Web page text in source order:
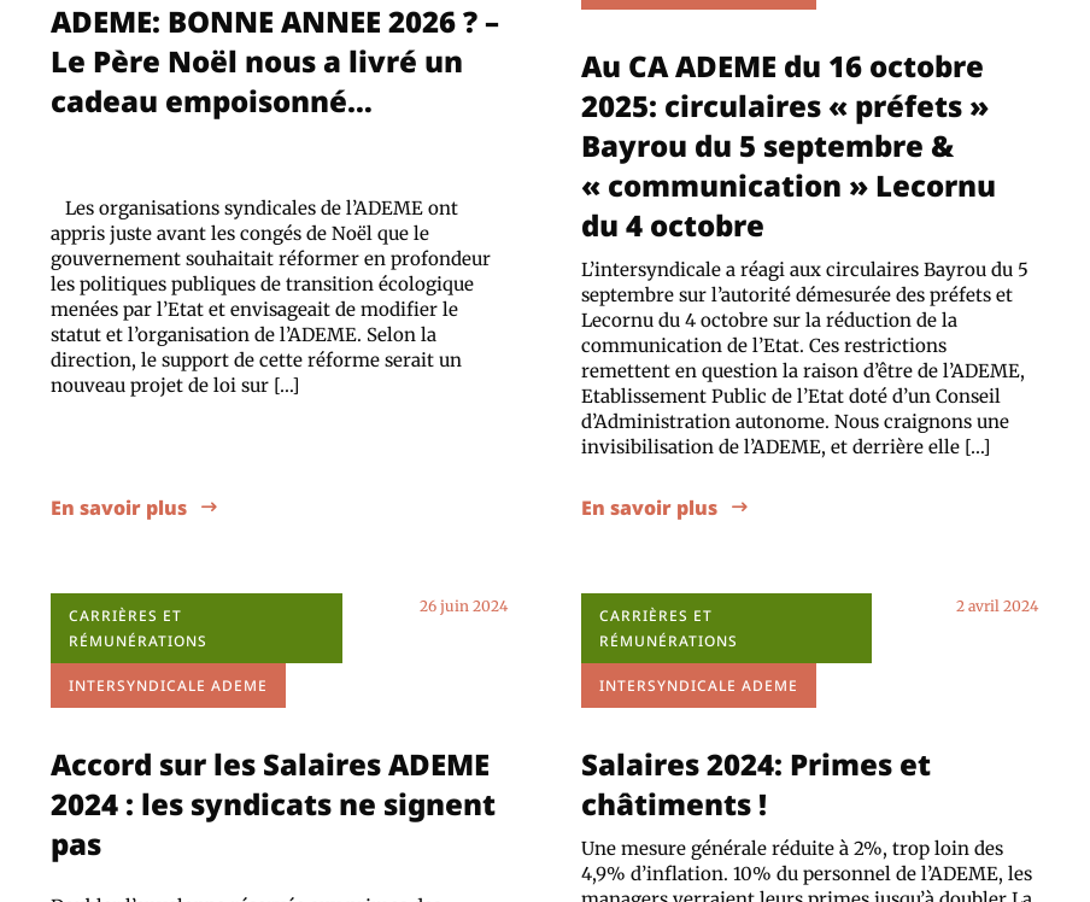
ADEME: BONNE ANNEE 2026 ? –
Le Père Noël nous a livré un
cadeau empoisonné…
Les organisations syndicales de l’ADEME ont
appris juste avant les congés de Noël que le
gouvernement souhaitait réformer en profondeur
les politiques publiques de transition écologique
menées par l’Etat et envisageait de modifier le
statut et l’organisation de l’ADEME. Selon la
direction, le support de cette réforme serait un
nouveau projet de loi sur […]
En savoir plus
Au CA ADEME du 16 octobre
2025: circulaires « préfets »
Bayrou du 5 septembre &
« communication » Lecornu
du 4 octobre
L’intersyndicale a réagi aux circulaires Bayrou du 5
septembre sur l’autorité démesurée des préfets et
Lecornu du 4 octobre sur la réduction de la
communication de l’Etat. Ces restrictions
remettent en question la raison d’être de l’ADEME,
Etablissement Public de l’Etat doté d’un Conseil
d’Administration autonome. Nous craignons une
invisibilisation de l’ADEME, et derrière elle […]
En savoir plus
CARRIÈRES ET
RÉMUNÉRATIONS
INTERSYNDICALE ADEME
26 juin 2024
Accord sur les Salaires ADEME
2024 : les syndicats ne signent
pas
CARRIÈRES ET
RÉMUNÉRATIONS
INTERSYNDICALE ADEME
2 avril 2024
Salaires 2024: Primes et
châtiments !
Une mesure générale réduite à 2%, trop loin des
4,9% d’inflation. 10% du personnel de l’ADEME, les